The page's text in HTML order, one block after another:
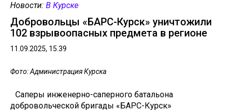
Новости: В Курске
Добровольцы «БАРС-Курск» уничтожили
102 взрывоопасных предмета в регионе
11.09.2025, 15.39
Фото: Администрация Курска
Саперы инженерно-саперного батальона
добровольческой бригады «БАРС-Курск»